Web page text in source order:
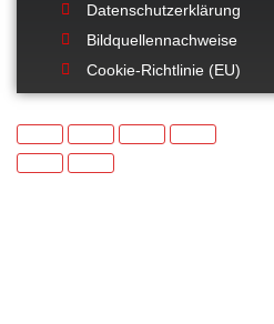
Datenschutzerklärung
Bildquellennachweise
Cookie-Richtlinie (EU)